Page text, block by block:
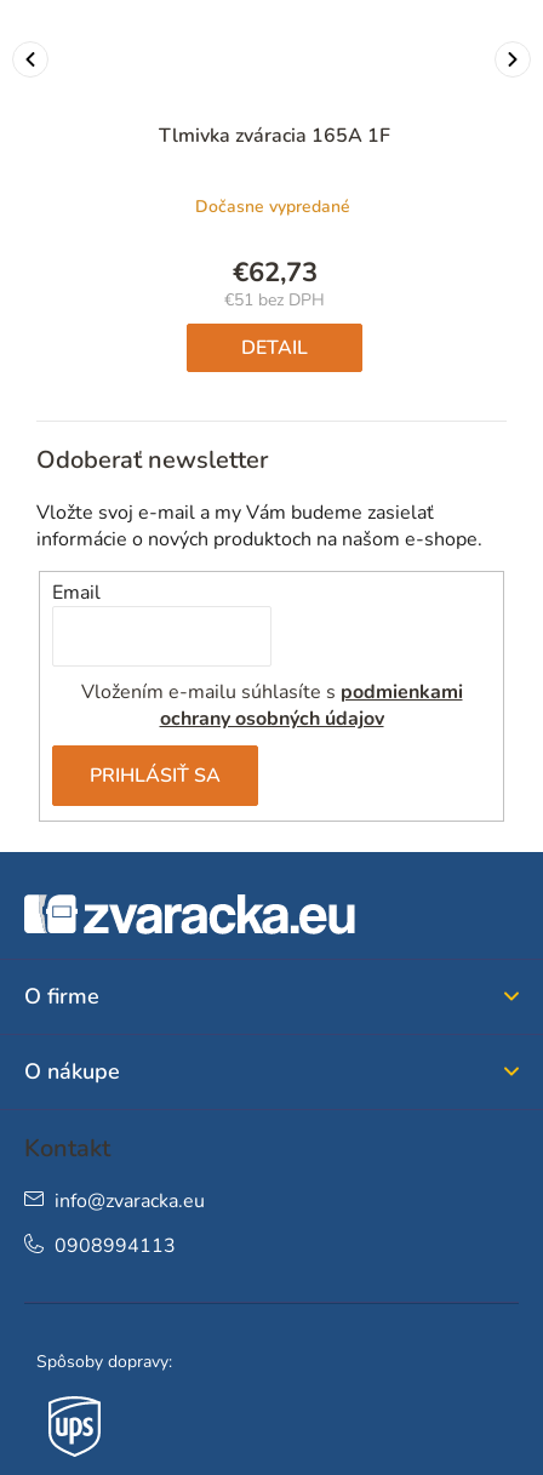
Tlmivka zváracia 165A 1F
Dočasne vypredané
€62,73
€51 bez DPH
Jednotková
cena:
DETAIL
Odoberať newsletter
Vložte svoj e-mail a my Vám budeme zasielať
informácie o nových produktoch na našom e-shope.
Email
Vložením e-mailu súhlasíte s podmienkami
ochrany osobných údajov
PRIHLÁSIŤ SA
O firme
O nákupe
Kontakt
info@zvaracka.eu
0908994113
Spôsoby dopravy: